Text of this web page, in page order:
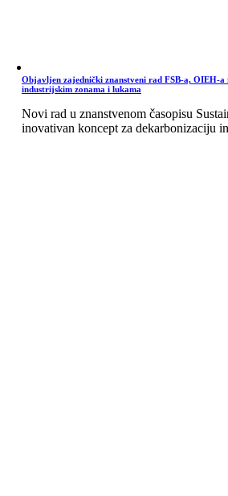
Objavljen zajednički znanstveni rad FSB-a, OIEH-
industrijskim zonama i lukama
Novi rad u znanstvenom časopisu
inovativan koncept za dekarbonizaciju